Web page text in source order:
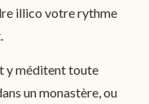
illico votre rythme
y méditent toute
un monastère, ou